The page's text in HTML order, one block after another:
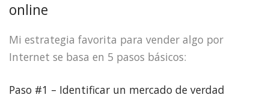
online
Mi estrategia favorita para vender algo por
Internet se basa en 5 pasos básicos:
Paso #1 – Identificar un mercado de verdad